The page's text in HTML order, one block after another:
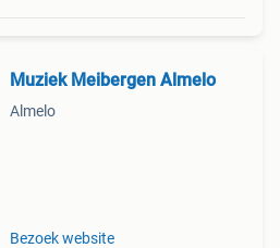
Muziek Meibergen Almelo
Almelo
Bezoek website